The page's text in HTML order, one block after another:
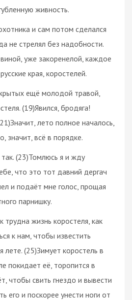
живность.
и сам потом сделался
не стрелял без надобности.
уже закоренелой, каждое
края, коростелей.
ещё молодой травой,
(19)Явился, бродяга!
лето полное началось,
значит, всё в порядке.
(23)Томлюсь я и жду
что это тот давний дергач
и подаёт мне голос, прощая
парнишку.
трудна жизнь коростеля, как
к нам, чтобы известить
(25)Зимует коростель в
покидает её, торопится в
чтобы свить гнездо и вывести
его и поскорее унести ноги от